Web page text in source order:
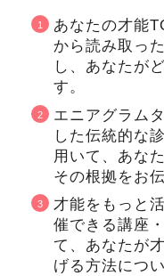
あなたの才能
から読み取っ
し、あなたが
す。
エニアグラム
した伝統的な
用いて、あな
その根拠をお
才能をもっと
催できる講座
て、あなたが
げる方法につ